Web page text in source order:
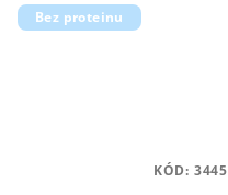
Bez proteinu
KÓD: 3445